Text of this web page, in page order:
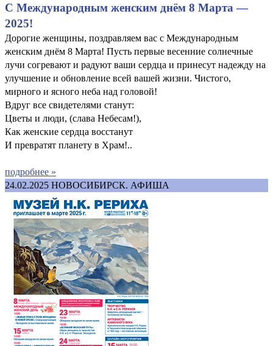
С Международным женским днём 8 Марта —
2025!
Дорогие женщины, поздравляем вас с Международным
женским днём 8 Марта! Пусть первые весенние солнечные
лучи согревают и радуют ваши сердца и принесут надежду на
улучшение и обновление всей вашей жизни. Чистого,
мирного и ясного неба над головой!
Вдруг все свидетелями станут:
Цветы и люди, (слава Небесам!),
Как женские сердца восстанут
И превратят планету в Храм!..
подробнее »
24.02.2025 НОВОСИБИРСК. АФИША